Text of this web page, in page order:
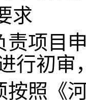
求
责项目
行初审
按照《